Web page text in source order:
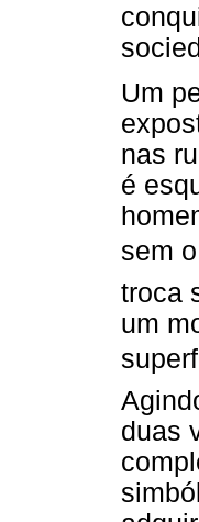
Um
nas
é
sem
troca
um
duas